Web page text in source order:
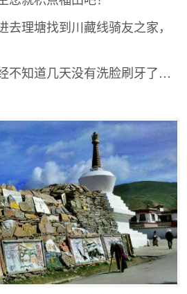
理塘找到川藏线骑友之家，
不知道几天没有洗脸刷牙了…